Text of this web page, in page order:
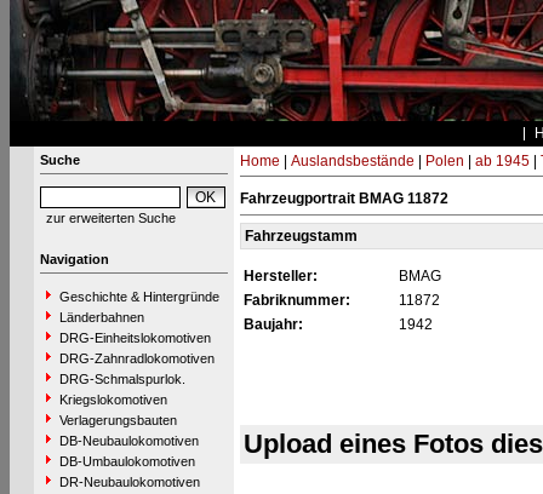
Suche
zur erweiterten Suche
Navigation
Geschichte & Hintergründe
Länderbahnen
DRG-Einheitslokomotiven
DRG-Zahnradlokomotiven
DRG-Schmalspurlok.
Kriegslokomotiven
Verlagerungsbauten
DB-Neubaulokomotiven
DB-Umbaulokomotiven
DR-Neubaulokomotiven
Home Auslandsbestände Polen ab 1945|
Fahrzeugportrait BMAG 11872
Fahrzeugstamm
Hersteller:
BMAG
Fabriknummer:
11872
Baujahr:
1942
Upload eines Fotos